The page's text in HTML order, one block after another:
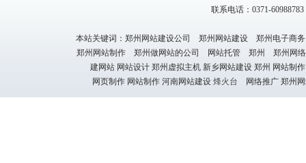
联系电话：0371-
本站关键词：郑州网站建设公司 郑州网站建设 郑州电子
郑州网站制作 郑州做网站的公司 网站托管 郑州 郑州网
建网站 网站设计 郑州虚拟主机 新乡网站建设 郑州 网站制
网页制作 网站制作 河南网站建设 烽火台 网络推广 郑州